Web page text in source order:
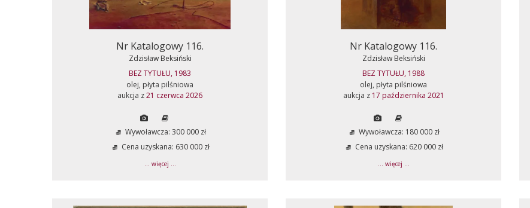
Nr Katalogowy 116.
Zdzisław Beksiński
BEZ TYTUŁU, 1983
olej, płyta pilśniowa
aukcja z21 czerwca 2026
Wywoławcza: 300 000 zł
Cena uzyskana: 630 000 zł
... więcej ...
Nr Katalogowy 116.
Zdzisław Beksiński
BEZ TYTUŁU, 1988
olej, płyta pilśniowa
aukcja z 17 października 2021
Wywoławcza: 180 000 zł
Cena uzyskana: 620 000 zł
... więcej ...